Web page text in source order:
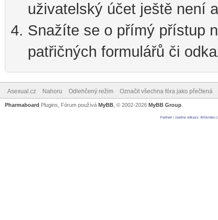
uživatelský účet ještě není
Snažíte se o přímý přístup
patřičných formulářů či
Asexual.cz Nahoru Odlehčený režim Označit všechna fóra jako přečtená
Pharmaboard Plugins, Fórum používá MyBB , © 2002-2026 MyBB Group
Partneri / zpetne odkazy: